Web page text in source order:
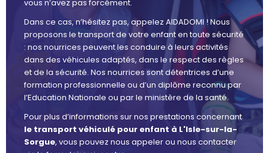
vous n’avez pas forcément.
Dans ce cas, n’hésitez pas, appelez AIDADOMI ! Nous
proposons le transport de votre enfant en toute sécurité
: nos nourrices peuvent les conduire à leurs activités
dans des véhicules adaptés, dans le respect des règles
et de la sécurité. Nos nourrices sont détentrices d’une
formation professionnelle ou d’un diplôme reconnu par
l’Education Nationale ou par le ministère de la santé.
Pour plus d’informations sur nos prestations concernant
le transport véhiculé pour enfant à L'Isle-sur-la-
Sorgue, vous pouvez nous appeler ou nous contacter